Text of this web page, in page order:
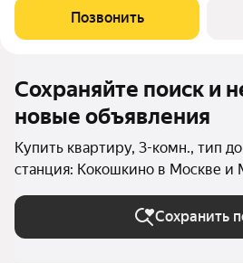
Родные Кварталы, 2, район Внуково,
административный округ, Москва.
Позвонить
Сохраняйте поиск и
новые объявления
Купить квартиру, 3-комн., тип
станция: Кокошкино в Москве и
Сохранить